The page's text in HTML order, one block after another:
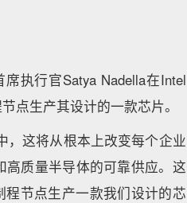
执行官Satya Nadella在Intel
点生产其设计的一款芯片。
，这将从根本上改变每个企业
质量半导体的可靠供应。这
节点生产一款我们设计的芯